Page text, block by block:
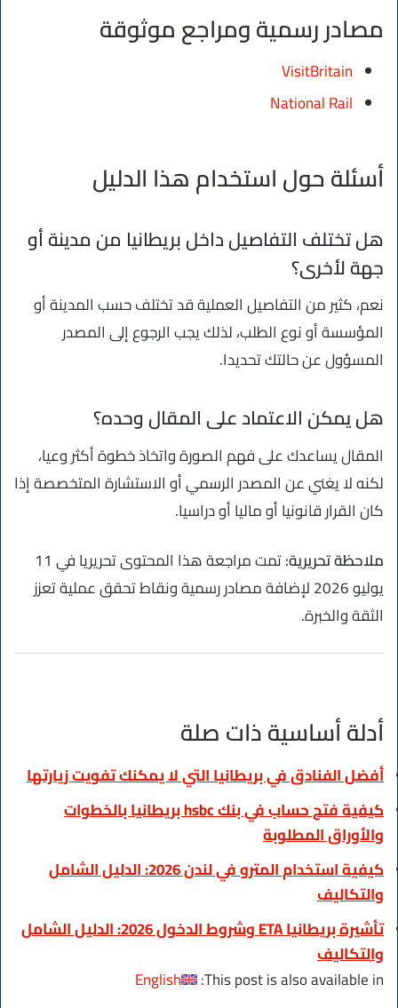
مصادر رسمية ومراجع موثوقة
VisitBritain
National Rail
أسئلة حول استخدام هذا الدليل
هل تختلف التفاصيل داخل بريطانيا من مدينة أو
جهة لأخرى؟
نعم، كثير من التفاصيل العملية قد تختلف حسب المدينة أو
المؤسسة أو نوع الطلب، لذلك يجب الرجوع إلى المصدر
المسؤول عن حالتك تحديدا.
هل يمكن الاعتماد على المقال وحده؟
المقال يساعدك على فهم الصورة واتخاذ خطوة أكثر وعيا،
لكنه لا يغني عن المصدر الرسمي أو الاستشارة المتخصصة إذا
كان القرار قانونيا أو ماليا أو دراسيا.
ملاحظة تحريرية:
تمت مراجعة هذا المحتوى تحريريا في 11
يوليو 2026 لإضافة مصادر رسمية ونقاط تحقق عملية تعزز
الثقة والخبرة.
أدلة أساسية ذات صلة
أفضل الفنادق في بريطانيا التي لا يمكنك تفويت زيارتها
كيفية فتح حساب في بنك hsbc بريطانيا بالخطوات
والأوراق المطلوبة
كيفية استخدام المترو في لندن 2026: الدليل الشامل
والتكاليف
تأشيرة بريطانيا ETA وشروط الدخول 2026: الدليل الشامل
والتكاليف
This post is also available in:
English